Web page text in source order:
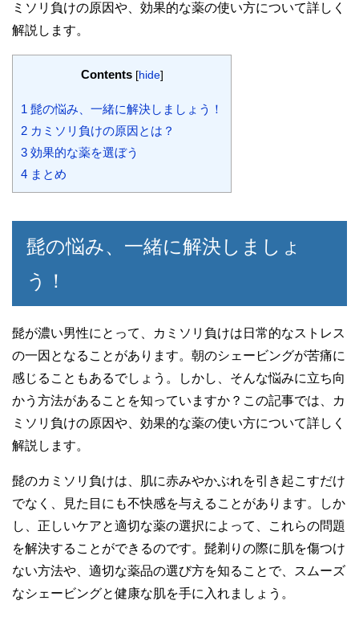
ミソリ負けの原因や、効果的な薬の使い方について詳しく
解説します。
Contents [hide]
1 髭の悩み、一緒に解決しましょう！
2 カミソリ負けの原因とは？
3 効果的な薬を選ぼう
4 まとめ
髭の悩み、一緒に解決しましょ
う！
髭が濃い男性にとって、カミソリ負けは日常的なストレス
の一因となることがあります。朝のシェービングが苦痛に
感じることもあるでしょう。しかし、そんな悩みに立ち向
かう方法があることを知っていますか？この記事では、カ
ミソリ負けの原因や、効果的な薬の使い方について詳しく
解説します。
髭のカミソリ負けは、肌に赤みやかぶれを引き起こすだけ
でなく、見た目にも不快感を与えることがあります。しか
し、正しいケアと適切な薬の選択によって、これらの問題
を解決することができるのです。髭剃りの際に肌を傷つけ
ない方法や、適切な薬品の選び方を知ることで、スムーズ
なシェービングと健康な肌を手に入れましょう。